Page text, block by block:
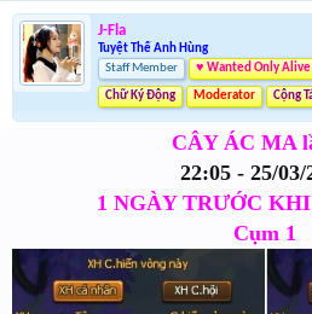
J-Fla
Tuyệt Thế Anh Hùng
Staff Member
♥ Wanted Only
Chữ Ký Động Moderator Cộng
CÂY ÁC MA
22:05 - 25/03/
1 NGÀY TRƯỚC
Cụm 1